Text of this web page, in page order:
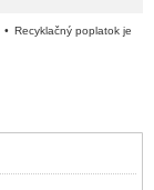
Recyklačný poplatok je